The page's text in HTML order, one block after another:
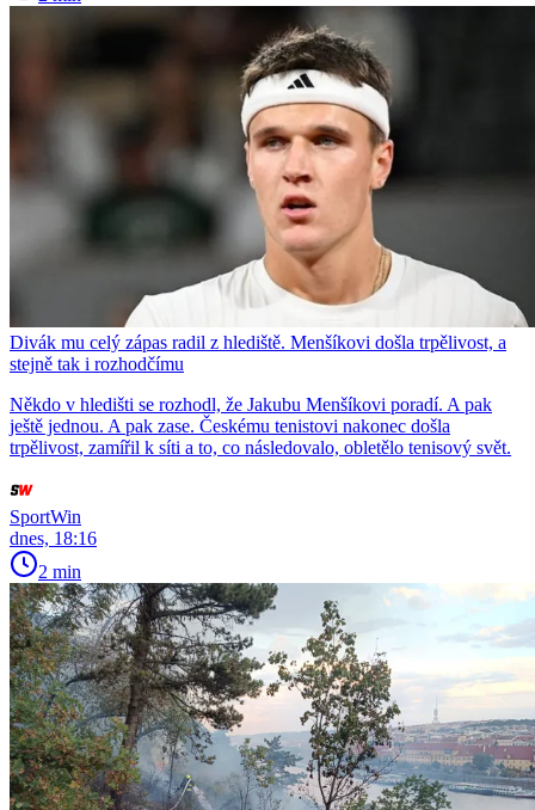
Divák mu celý zápas radil z hlediště. Menšíkovi došla trpělivost, a
stejně tak i rozhodčímu
Někdo v hledišti se rozhodl, že Jakubu Menšíkovi poradí. A pak
ještě jednou. A pak zase. Českému tenistovi nakonec došla
trpělivost, zamířil k síti a to, co následovalo, obletělo tenisový svět.
SportWin
dnes, 18:16
2 min